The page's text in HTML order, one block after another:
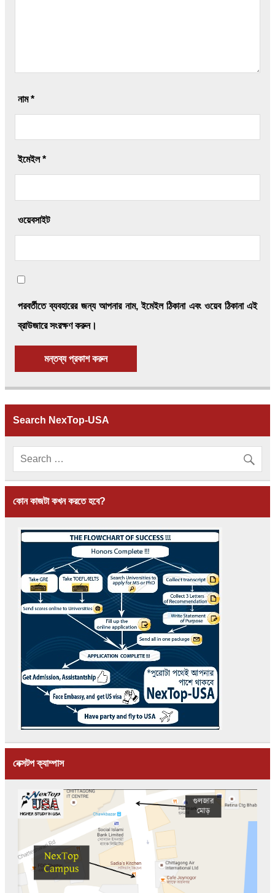
নাম*
ইমেইল*
ওয়েবসাইট
পরবর্তীতে ব্যবহারের জন্য আপনার নাম, ইমেইল ঠিকানা এবং ওয়েব ঠিকানা এই
ব্রাউজারে সংরক্ষণ করুন।
Search NexTop-USA
কোন কাজটা কখন করতে হবে?
নেক্সটপ ক্যাম্পাস